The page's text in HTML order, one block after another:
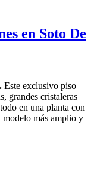
en Soto De
Este exclusivo piso
grandes cristaleras
en una planta con
modelo más amplio y